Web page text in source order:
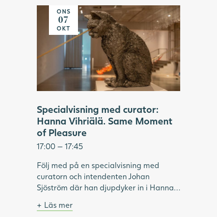
Genom att för hand trä godis eller
akrylpärlor på stålvajrar, skapar
Vihriälä installationer som kan innehålla
upp till 350 000 delar. Tillsammans
bildar de en illusorisk helhet, i verk som
är både komplexa, lekfulla och sinnliga.
Under visningen fördjupar vi oss i
utställningen "Same Moment of
konstnärskap.
klass, 2022. Foto: Hossein Sehatlou,
Göteborgs konstmuseum.
ONS
07
OKT
Specialvisning med curator:
Hanna Vihriälä. Same Moment
of Pleasure
17:00 — 17:45
Följ med på en specialvisning med
curatorn och intendenten Johan
Sjöström där han djupdyker in i Hanna
Materialen hon valt att använda är
Ingår i entrébiljetten
Läs mer